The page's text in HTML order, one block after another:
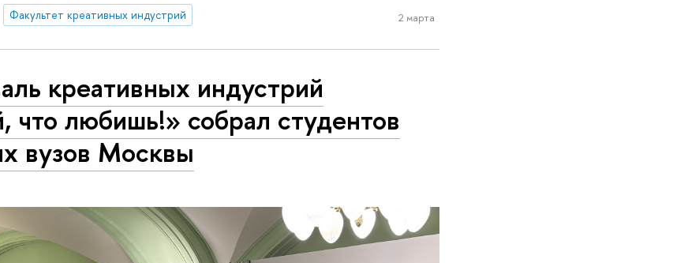
Факультет креативных индустрий 2 марта
креативных индустрий
что любишь!» собрал студентов
вузов Москвы